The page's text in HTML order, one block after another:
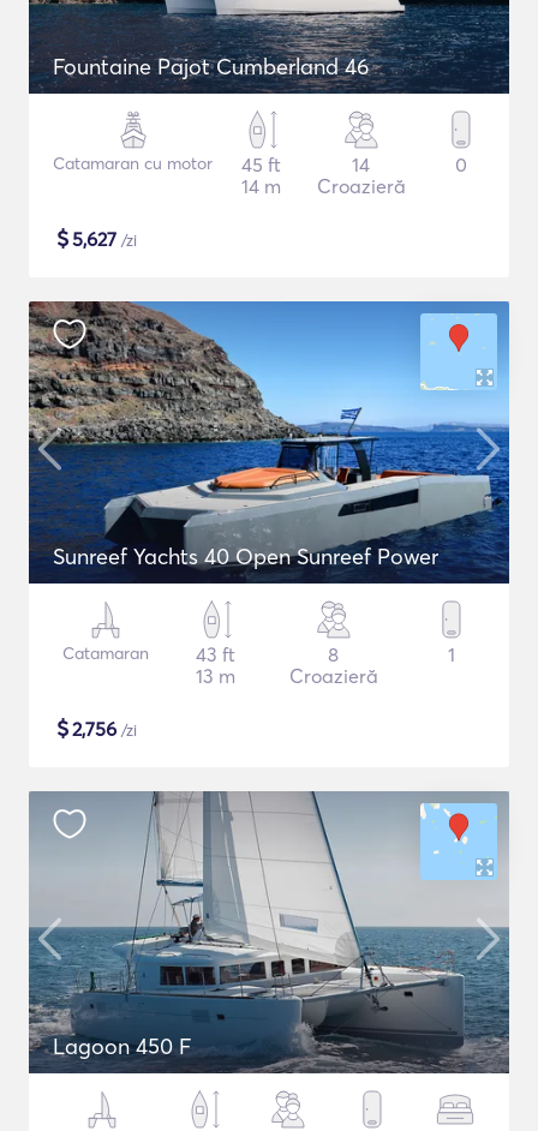
Fountaine Pajot Cumberland 46
Catamaran cu motor
45 ft
14 m
14
Croazieră
0
$5,627 /zi
Sunreef Yachts 40 Open Sunreef Power
Catamaran
43 ft
13 m
8
Croazieră
1
$2,756 /zi
Lagoon 450 F